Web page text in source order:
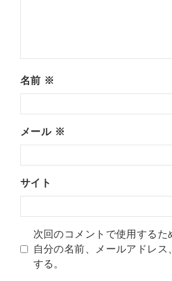
名前 ※
メール ※
サイト
次回のコメントで使用するた
自分の名前、メールアドレス
する。